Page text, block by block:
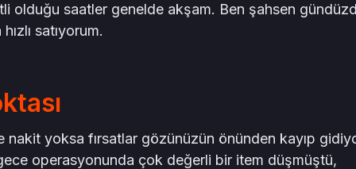
olduğu saatler genelde akşam. Ben şahsen
satıyorum.
yoksa fırsatlar gözünüzün önünden kayıp
operasyonunda çok değerli bir item düşmüştü,